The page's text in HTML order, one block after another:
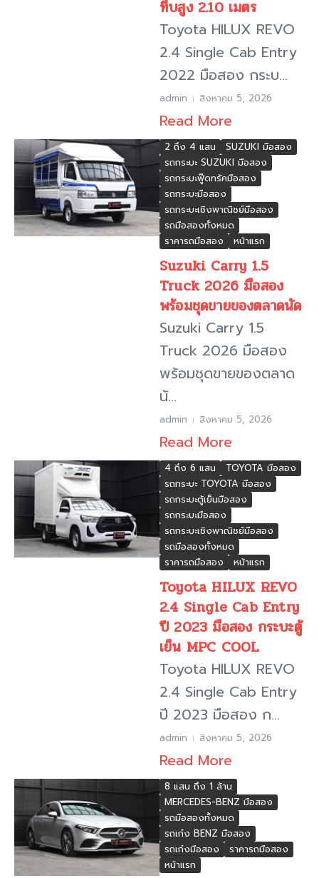
ทึบสูง 2.10 เมตร
Toyota HILUX REVO
2.4 Single Cab Entry
2022 มือสอง กระบ...
admin สิงหาคม 5, 2026
Read More
2 ถึง 4 แสน
SUZUKI มือสอง
รถกระบะ SUZUKI มือสอง
รถกระบะฟู๊ดทรัคมือสอง
รถกระบะมือสอง
รถกระบะเชิงพาณิชย์มือสอง
รถมือสองทั้งหมด
ราคารถมือสอง
หน้าแรก
Suzuki Carry 1.5
Truck 2026 มือสอง
พร้อมชุดขายของตลาดนัด
Suzuki Carry 1.5
Truck 2026 มือสอง
พร้อมชุดขายของตลาด
นั...
admin สิงหาคม 5, 2026
Read More
4 ถึง 6 แสน
TOYOTA มือสอง
รถกระบะ TOYOTA มือสอง
รถกระบะตู้เย็นมือสอง
รถกระบะมือสอง
รถกระบะเชิงพาณิชย์มือสอง
รถมือสองทั้งหมด
ราคารถมือสอง
หน้าแรก
Toyota HILUX REVO
2.4 Single Cab Entry
ปี 2023 มือสอง กระบะตู้
เย็น MPC COOL
Toyota HILUX REVO
2.4 Single Cab Entry
ปี 2023 มือสอง ก...
admin สิงหาคม 5, 2026
Read More
8 แสน ถึง 1 ล้าน
MERCEDES-BENZ มือสอง
รถมือสองทั้งหมด
รถเก๋ง BENZ มือสอง
รถเก๋งมือสอง
ราคารถมือสอง
หน้าแรก